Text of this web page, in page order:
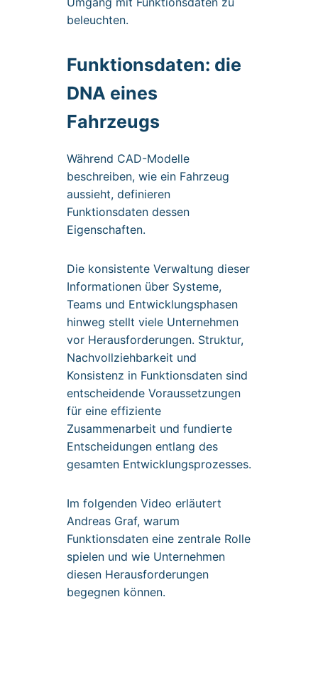
beleuchten.
Funktionsdaten: die
DNA eines
Fahrzeugs
Während CAD-Modelle
beschreiben, wie ein Fahrzeug
aussieht, definieren
Funktionsdaten dessen
Eigenschaften.
Die konsistente Verwaltung dieser
Informationen über Systeme,
Teams und Entwicklungsphasen
hinweg stellt viele Unternehmen
vor Herausforderungen. Struktur,
Nachvollziehbarkeit und
Konsistenz in Funktionsdaten sind
entscheidende Voraussetzungen
für eine effiziente
Zusammenarbeit und fundierte
Entscheidungen entlang des
gesamten Entwicklungsprozesses.
Im folgenden Video erläutert
Andreas Graf, warum
Funktionsdaten eine zentrale Rolle
spielen und wie Unternehmen
diesen Herausforderungen
begegnen können.